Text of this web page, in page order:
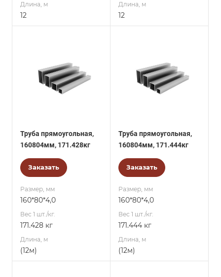
Длина, м
12
Длина, м
12
Труба прямоугольная,
160804мм, 171.428кг
Заказать
Размер, мм
160*80*4,0
Вес 1 шт./кг.
171.428 кг
Длина, м
(12м)
Труба прямоугольная,
160804мм, 171.444кг
Заказать
Размер, мм
160*80*4,0
Вес 1 шт./кг.
171.444 кг
Длина, м
(12м)